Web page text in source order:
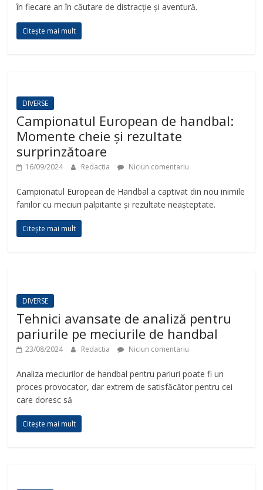
în fiecare an în căutare de distracție și aventură.
Citește mai mult
DIVERSE
Campionatul European de handbal:
Momente cheie și rezultate
surprinzătoare
16/09/2024 Redactia Niciun comentariu
Campionatul European de Handbal a captivat din nou inimile
fanilor cu meciuri palpitante și rezultate neașteptate.
Citește mai mult
DIVERSE
Tehnici avansate de analiză pentru
pariurile pe meciurile de handbal
23/08/2024 Redactia Niciun comentariu
Analiza meciurilor de handbal pentru pariuri poate fi un
proces provocator, dar extrem de satisfăcător pentru cei
care doresc să
Citește mai mult